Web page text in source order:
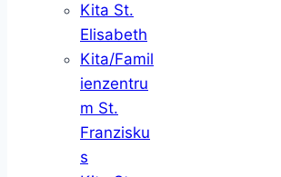
Kita St.
Elisabeth
Kita/Famil
ienzentru
m St.
Franzisku
s